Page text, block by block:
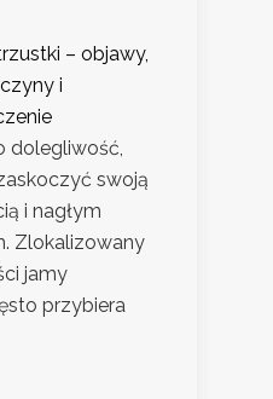
– objawy,
i
dolegliwość,
swoją
i nagłym
Zlokalizowany
jamy
przybiera